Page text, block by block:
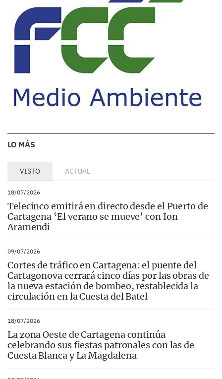
LO MÁS
VISTO ACTUAL
18/07/2026
Telecinco emitirá en directo desde el Puerto de
Cartagena ‘El verano se mueve’ con Ion
Aramendi
09/07/2026
Cortes de tráfico en Cartagena: el puente del
Cartagonova cerrará cinco días por las obras de
la nueva estación de bombeo, restablecida la
circulación en la Cuesta del Batel
18/07/2026
La zona Oeste de Cartagena continúa
celebrando sus fiestas patronales con las de
Cuesta Blanca y La Magdalena